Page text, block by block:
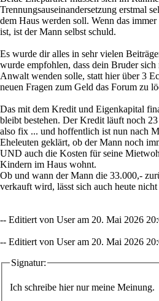
Trennungsauseinandersetzung erstmal
dem Haus werden soll. Wenn das
ist, ist der Mann selbst schuld.
Es wurde dir alles in sehr vielen
wurde empfohlen, dass dein Bruder sich
Anwalt wenden solle, statt hier über 3
neuen Fragen zum Geld das Forum zu
Das mit dem Kredit und Eigenkapital
bleibt bestehen. Der Kredit läuft noch
also fix ... und hoffentlich ist nun nach
Eheleuten geklärt, ob der Mann noch
UND auch die Kosten für seine
Kindern im Haus wohnt.
Ob und wann der Mann die 33.000,-
verkauft wird, lässt sich auch heute nicht
-- Editiert von User am 20. Mai 2026
-- Editiert von User am 20. Mai 2026
Signatur:
Ich schreibe hier nur meine Meinung.